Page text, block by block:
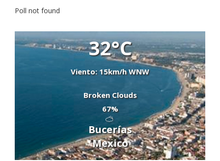
Poll not found
32°C
Viento: 15km/h WNW
Broken Clouds
67%
Bucerías
Mexico